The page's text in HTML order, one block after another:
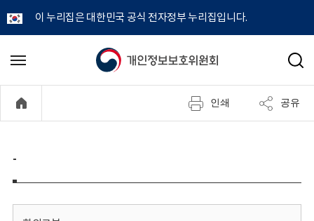
이 누리집은 대한민국 공식 전자정부 누리집입니다.
개
정
보
메
기
검
인쇄 공유
-